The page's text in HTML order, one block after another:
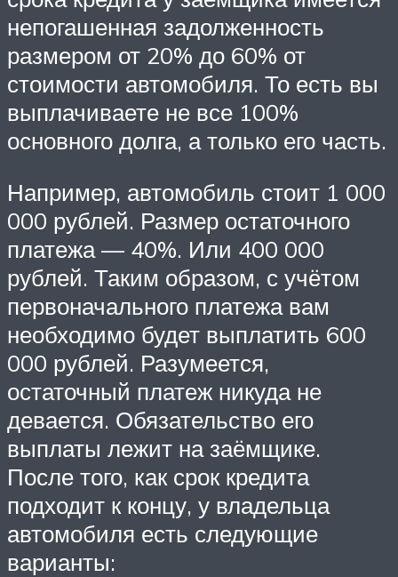
непогашенная задолженность
размером от 20% до 60% от
стоимости автомобиля. То есть вы
выплачиваете не все 100%
основного долга, а только его часть.
Например, автомобиль стоит 1 000
000 рублей. Размер остаточного
платежа — 40%. Или 400 000
рублей. Таким образом, с учётом
первоначального платежа вам
необходимо будет выплатить 600
000 рублей. Разумеется,
остаточный платеж никуда не
девается. Обязательство его
выплаты лежит на заёмщике.
После того, как срок кредита
подходит к концу, у владельца
автомобиля есть следующие
варианты: